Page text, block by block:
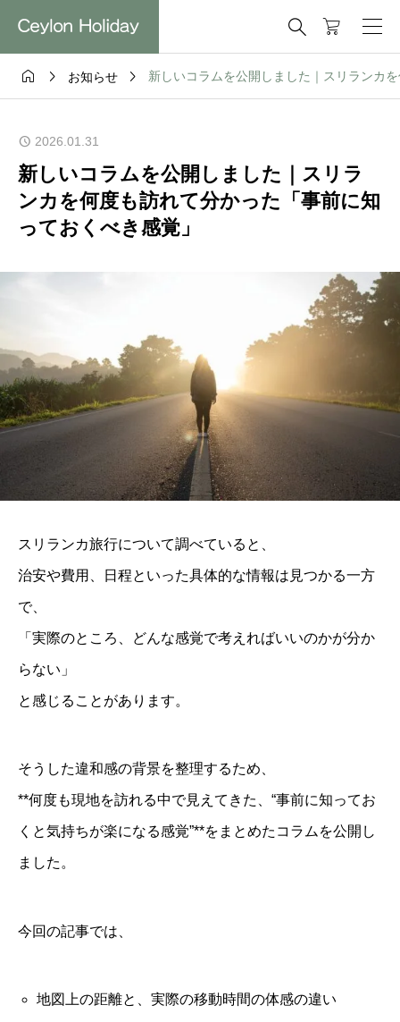

  お知らせ  新しいコラムを公開しました｜スリランカ
2026.01.31
新しいコラムを公開しました｜スリラ
ンカを何度も訪れて分かった「事前に知
っておくべき感覚」
スリランカ旅行について調べていると、
治安や費用、日程といった具体的な情報は見つかる一方
で、
「実際のところ、どんな感覚で考えればいいのかが分か
らない」
と感じることがあります。
そうした違和感の背景を整理するため、
**何度も現地を訪れる中で見えてきた、“事前に知ってお
くと気持ちが楽になる感覚”**をまとめたコラムを公開し
ました。
今回の記事では、
地図上の距離と、実際の移動時間の体感の違い